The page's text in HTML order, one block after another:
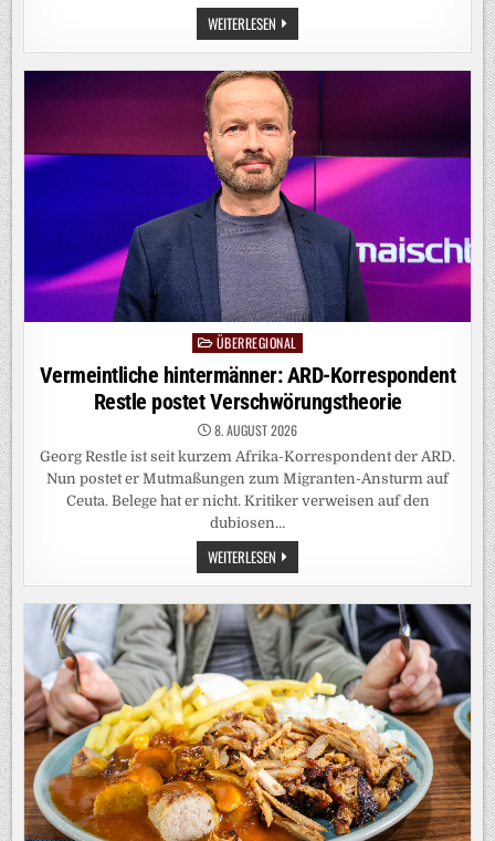
WEITERLESEN AUSSTEIGER
UND
SINNSUCHER:
SO
LEBEN
CHINAS
DIGITALE
NOMADEN
Posted
in
ÜBERREGIONAL
Vermeintliche hintermänner: ARD-Korrespondent
Restle postet Verschwörungstheorie
8. AUGUST 2026
Georg Restle ist seit kurzem Afrika-Korrespondent der ARD.
Nun postet er Mutmaßungen zum Migranten-Ansturm auf
Ceuta. Belege hat er nicht. Kritiker verweisen auf den
dubiosen…
WEITERLESEN VERMEINTLICHE
HINTERMÄNNER:
ARD-
KORRESPONDENT
RESTLE
POSTET
VERSCHWÖRUNGSTHEORIE